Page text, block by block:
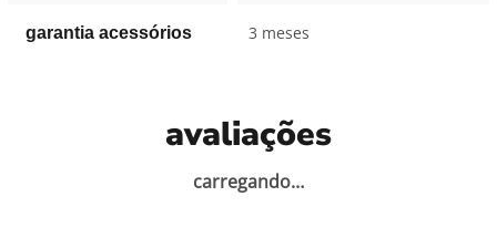
garantia acessórios 3 meses
avaliações
carregando…